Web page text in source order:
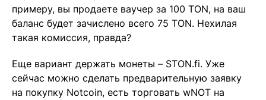
примеру, вы продаете ваучер за 100 TON, на ваш
баланс будет зачислено всего 75 TON. Нехилая
такая комиссия, правда?
Еще вариант держать монеты – STON.fi. Уже
сейчас можно сделать предварительную заявку
на покупку Notcoin, есть торговать wNOT на